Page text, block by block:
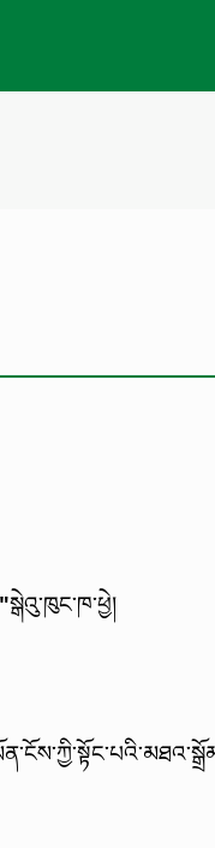
སྒེའུ་ཁུང་ཁ་ཕྱེ།